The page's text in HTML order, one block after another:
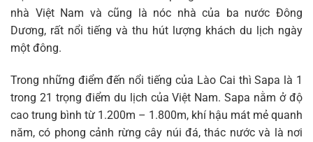
nhà Việt Nam và cũng là nóc nhà của ba nước Đông
Dương, rất nổi tiếng và thu hút lượng khách du lịch ngày
một đông.
Trong những điểm đến nổi tiếng của Lào Cai thì Sapa là 1
trong 21 trọng điểm du lịch của Việt Nam. Sapa nằm ở độ
cao trung bình từ 1.200m – 1.800m, khí hậu mát mẻ quanh
năm, có phong cảnh rừng cây núi đá, thác nước và là nơi